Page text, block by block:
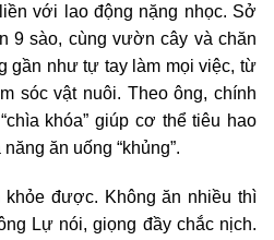
với lao động nặng nhọc. Sở
9 sào, cùng vườn cây và chăn
gần như tự tay làm mọi việc, từ
sóc vật nuôi. Theo ông, chính
khóa” giúp cơ thể tiêu hao
ăn uống “khủng”.
khỏe được. Không ăn nhiều thì
Lự nói, giọng đầy chắc nịch.